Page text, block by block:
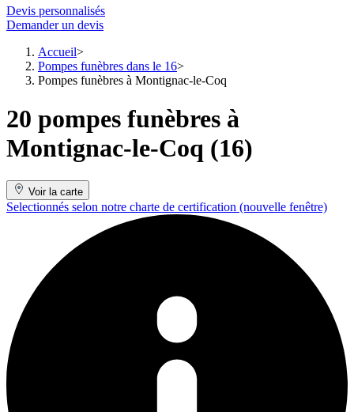
Devis personnalisés
Demander un devis
Accueil
Pompes funèbres dans le 16
Pompes funèbres à Montignac-le-Coq
20 pompes funèbres à
Montignac-le-Coq (16)
Voir la carte
Selectionnés selon notre charte de certification (nouvelle fenêtre)